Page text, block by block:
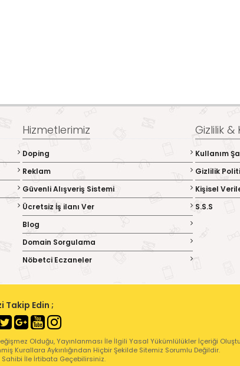
Hizmetlerimiz
Doping
Reklam
Güvenli Alışveriş Sistemi
Ücretsiz İş ilanı Ver
Blog
Domain Sorgulama
Nöbetci Eczaneler
Gizlilik &
Kullanım
Gizlilik
Kişisel
S.S.S
Takip Edin ;
Olduğu, Yayınlanması İle İlgili Yasal Yükümlülükler İçeriği
Kurallara Aykırılığından Hiçbir Şekilde Sitemiz Sorumlu Değildir.
Sahibi İle İrtibata Geçebilirsiniz.